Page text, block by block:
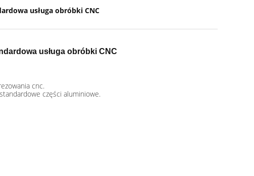
usługa obróbki CNC
usługa obróbki CNC
cnc.
części aluminiowe.